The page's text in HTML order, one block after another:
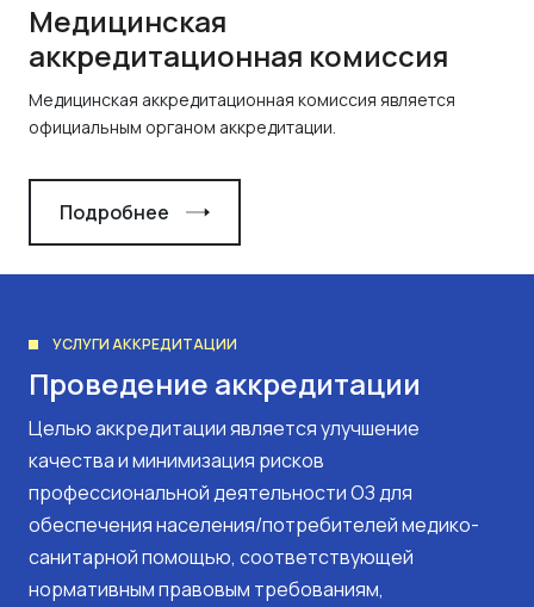
Медицинская
аккредитационная комиссия
Медицинская аккредитационная комиссия является
официальным органом аккредитации.
Подробнее
УСЛУГИ АККРЕДИТАЦИИ
Проведение аккредитации
Целью аккредитации является улучшение
качества и минимизация рисков
профессиональной деятельности ОЗ для
обеспечения населения/потребителей медико-
санитарной помощью, соответствующей
нормативным правовым требованиям,